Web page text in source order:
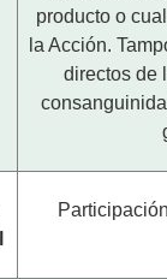
producto o
la Acción.
directos de